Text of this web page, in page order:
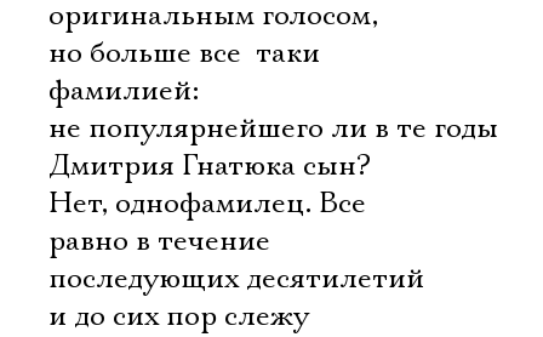
оригинальным голосом,
но больше все  таки
фамилией:
не популярнейшего ли в те годы
Дмитрия Гнатюка сын?
Нет, однофамилец. Все
равно в течение
последующих десятилетий
и до сих пор слежу